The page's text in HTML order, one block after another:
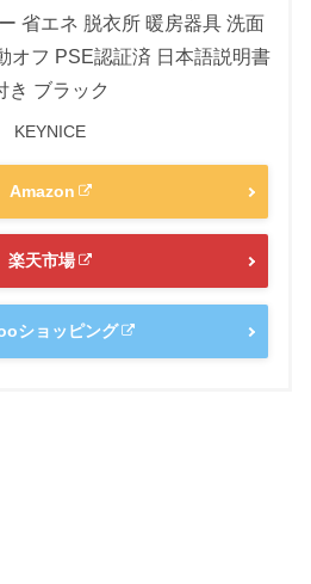
省エネ 脱衣所 暖房器具 洗面
オフ PSE認証済 日本語説明書
き ブラック
KEYNICE
Amazon
楽天市場
ショッピング